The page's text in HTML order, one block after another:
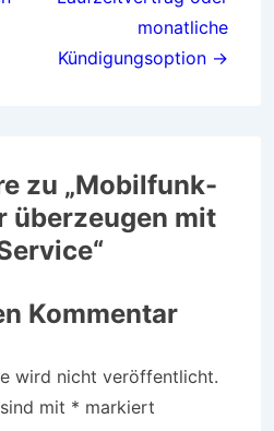
monatliche
Kündigungsoption →
zu „Mobilfunk-
überzeugen mit
“
Kommentar
wird nicht veröffentlicht.
mit * markiert